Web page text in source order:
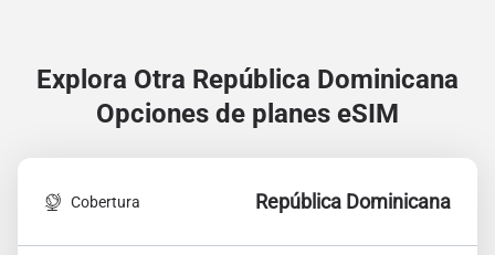
Explora Otra República Dominicana
Opciones de planes eSIM
Cobertura República Dominicana